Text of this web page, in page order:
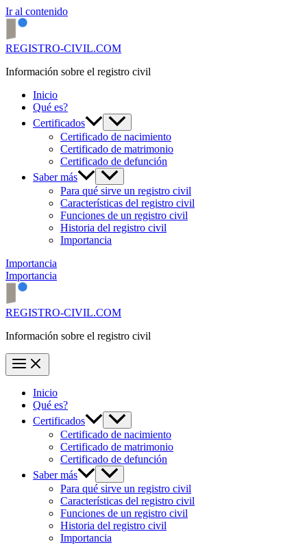
Ir al contenido
REGISTRO-CIVIL.COM
Información sobre el registro civil
Inicio
Qué es?
Certificados
Certificado de nacimiento
Certificado de matrimonio
Certificado de defunción
Saber más
Para qué sirve un registro civil
Características del registro civil
Funciones de un registro civil
Historia del registro civil
Importancia
Importancia
Importancia
REGISTRO-CIVIL.COM
Información sobre el registro civil
Inicio
Qué es?
Certificados
Certificado de nacimiento
Certificado de matrimonio
Certificado de defunción
Saber más
Para qué sirve un registro civil
Características del registro civil
Funciones de un registro civil
Historia del registro civil
Importancia